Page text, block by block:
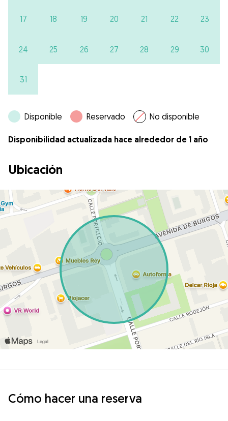
17 18 19 20 21 22 23
24 25 26 27 28 29 30
31
Disponible Reservado No disponible
Disponibilidad actualizada hace alrededor de 1 año
Ubicación
Cómo hacer una reserva